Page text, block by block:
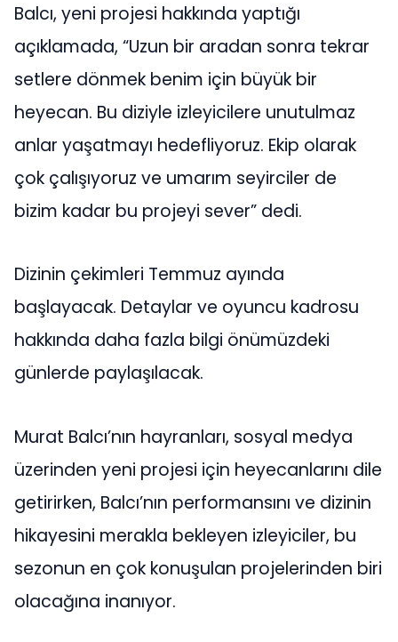
Balcı, yeni projesi hakkında yaptığı
açıklamada, “Uzun bir aradan sonra tekrar
setlere dönmek benim için büyük bir
heyecan. Bu diziyle izleyicilere unutulmaz
anlar yaşatmayı hedefliyoruz. Ekip olarak
çok çalışıyoruz ve umarım seyirciler de
bizim kadar bu projeyi sever” dedi.
Dizinin çekimleri Temmuz ayında
başlayacak. Detaylar ve oyuncu kadrosu
hakkında daha fazla bilgi önümüzdeki
günlerde paylaşılacak.
Murat Balcı’nın hayranları, sosyal medya
üzerinden yeni projesi için heyecanlarını dile
getirirken, Balcı’nın performansını ve dizinin
hikayesini merakla bekleyen izleyiciler, bu
sezonun en çok konuşulan projelerinden biri
olacağına inanıyor.